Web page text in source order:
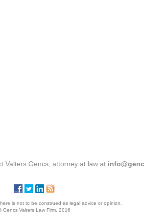
Valters Gencs, attorney at law at
is not to be construed as legal advice or opinion.
Gencs Valters Law Firm, 2016